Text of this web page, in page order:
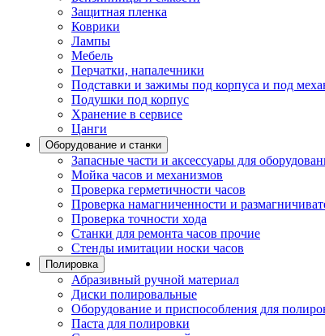
Защитная пленка
Коврики
Лампы
Мебель
Перчатки, напалечники
Подставки и зажимы под корпуса и под
Подушки под корпус
Хранение в сервисе
Цанги
Оборудование и станки
Запасные части и аксессуары для
Мойка часов и механизмов
Проверка герметичности часов
Проверка намагниченности и
Проверка точности хода
Станки для ремонта часов прочие
Стенды имитации носки часов
Полировка
Абразивный ручной материал
Диски полировальные
Оборудование и приспособления для
Паста для полировки